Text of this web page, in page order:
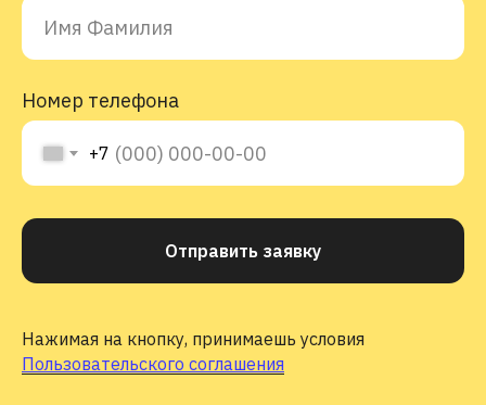
Номер телефона
+7
Отправить заявку
Нажимая на кнопку, принимаешь условия
Пользовательского соглашения